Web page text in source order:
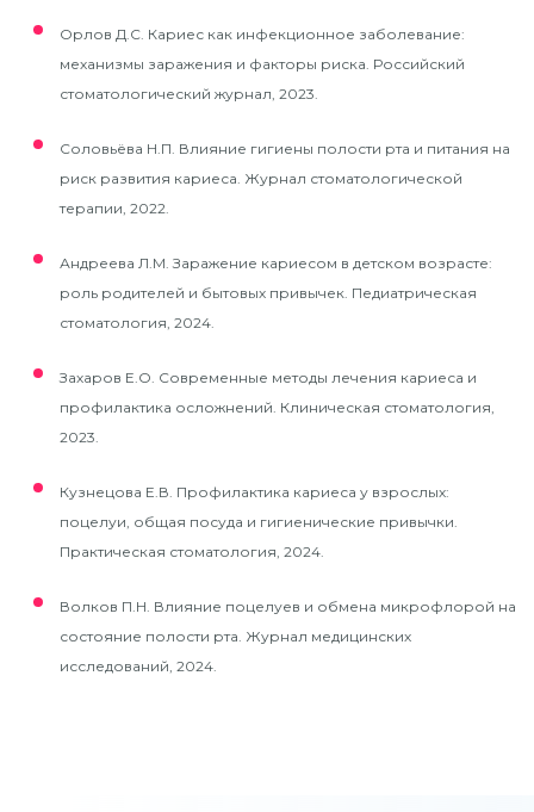
Орлов Д.С. Кариес как инфекционное заболевание:
механизмы заражения и факторы риска. Российский
стоматологический журнал, 2023.​
Соловьёва Н.П. Влияние гигиены полости рта и питания на
риск развития кариеса. Журнал стоматологической
терапии, 2022.​
Андреева Л.М. Заражение кариесом в детском возрасте:
роль родителей и бытовых привычек. Педиатрическая
стоматология, 2024.​
Захаров Е.О. Современные методы лечения кариеса и
профилактика осложнений. Клиническая стоматология,
2023.​
Кузнецова Е.В. Профилактика кариеса у взрослых:
поцелуи, общая посуда и гигиенические привычки.
Практическая стоматология, 2024.​
Волков П.Н. Влияние поцелуев и обмена микрофлорой на
состояние полости рта. Журнал медицинских
исследований, 2024.​